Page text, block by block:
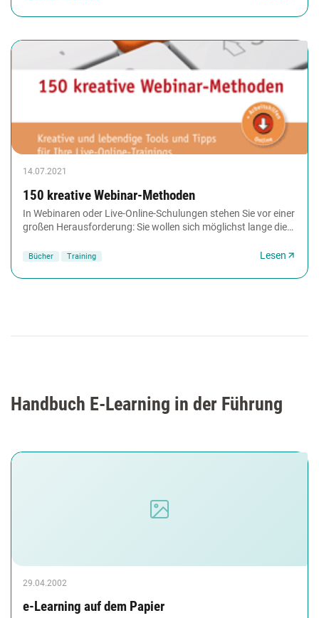
14.07.2021
150 kreative Webinar-Methoden
In Webinaren oder Live-Online-Schulungen stehen Sie vor einer
großen Herausforderung: Sie wollen sich möglichst lange die
Bücher Training Lesen
Handbuch E-Learning in der Führung
29.04.2002
e-Learning auf dem Papier